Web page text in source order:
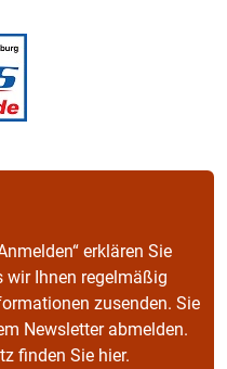
erklären Sie
wir Ihnen regelmäßig
zusenden. Sie
Newsletter abmelden.
finden Sie hier.